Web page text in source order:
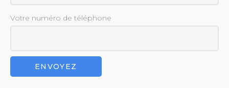
Votre numéro de téléphone